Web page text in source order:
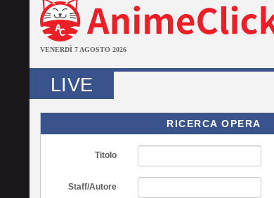
VENERDÌ 7 AGOSTO 2026
LIVE
RICERCA OPERA
Titolo
Staff/Autore